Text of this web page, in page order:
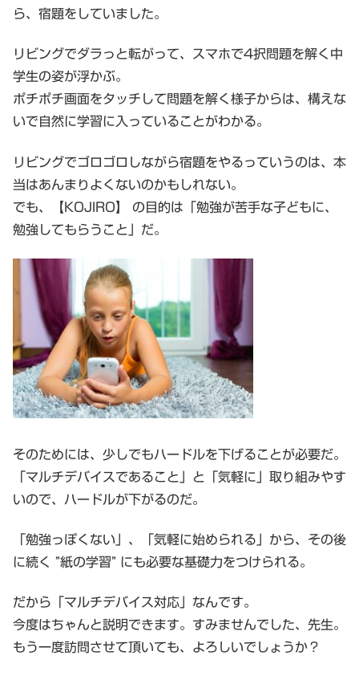
ら、宿題をしていました。
リビングでダラっと転がって、スマホで4択問題を解く中
学生の姿が浮かぶ。
ポチポチ画面をタッチして問題を解く様子からは、構えな
いで自然に学習に入っていることがわかる。
リビングでゴロゴロしながら宿題をやるっていうのは、本
当はあんまりよくないのかもしれない。
でも、【KOJIRO】 の目的は「勉強が苦手な子どもに、
勉強してもらうこと」だ。
そのためには、少しでもハードルを下げることが必要だ。
「マルチデバイスであること」と「気軽に」取り組みやす
いので、ハードルが下がるのだ。
「勉強っぽくない」、「気軽に始められる」から、その後
に続く ”紙の学習” にも必要な基礎力をつけられる。
だから「マルチデバイス対応」なんです。
今度はちゃんと説明できます。すみませんでした、先生。
もう一度訪問させて頂いても、よろしいでしょうか？